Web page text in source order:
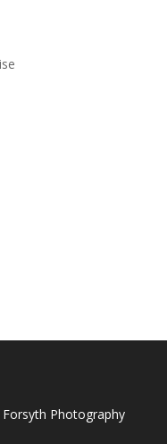
Photography